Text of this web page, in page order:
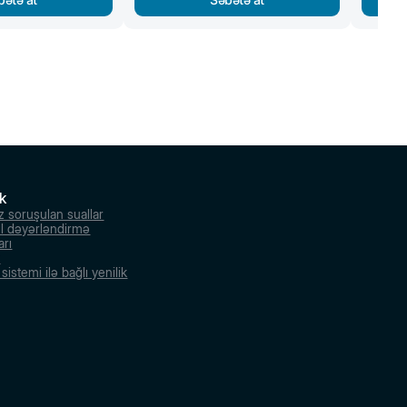
soruşulan suallar
dəyərləndirmə
ilə bağlı yenilik